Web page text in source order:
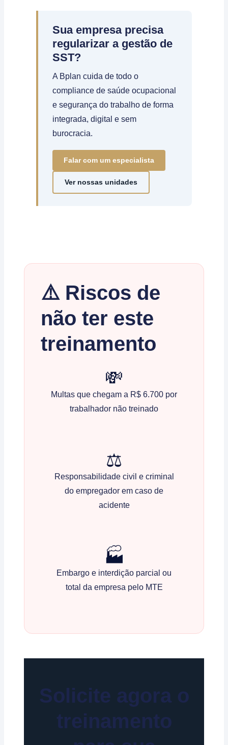
Sua empresa precisa
regularizar a gestão de
SST?
A Bplan cuida de todo o
compliance de saúde ocupacional
e segurança do trabalho de forma
integrada, digital e sem
burocracia.
Falar com um especialista
Ver nossas unidades
⚠️ Riscos de
não ter este
treinamento
💸
Multas que chegam a R$ 6.700 por
trabalhador não treinado
⚖️
Responsabilidade civil e criminal
do empregador em caso de
acidente
🏭
Embargo e interdição parcial ou
total da empresa pelo MTE
Solicite agora o
treinamento